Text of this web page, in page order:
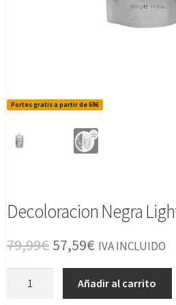
Portes gratis a partir de 69€
Decoloracion Negra
79,99€ El
precio
original
57,59€ El
precio
actual
IVA INCLUIDO
Añadir al carrito